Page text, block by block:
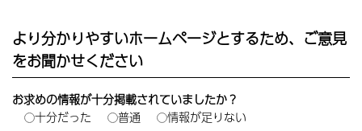
より分かりやすいホームページとするため、ご意見
をお聞かせください
お求めの情報が十分掲載されていましたか？
十分だった
普通
情報が足りない